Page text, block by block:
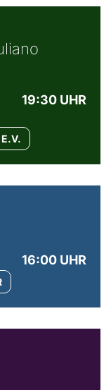
19:30 UHR
16:00 UHR